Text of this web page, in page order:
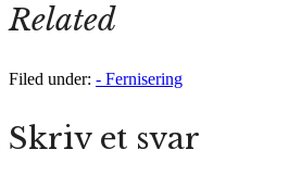
Related
Filed under: - Fernisering
Skriv et svar